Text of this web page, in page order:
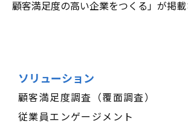
顧客満足度の高い企業をつくる」が掲載
ソリューション
顧客満足度調査（覆面調査）
従業員エンゲージメント